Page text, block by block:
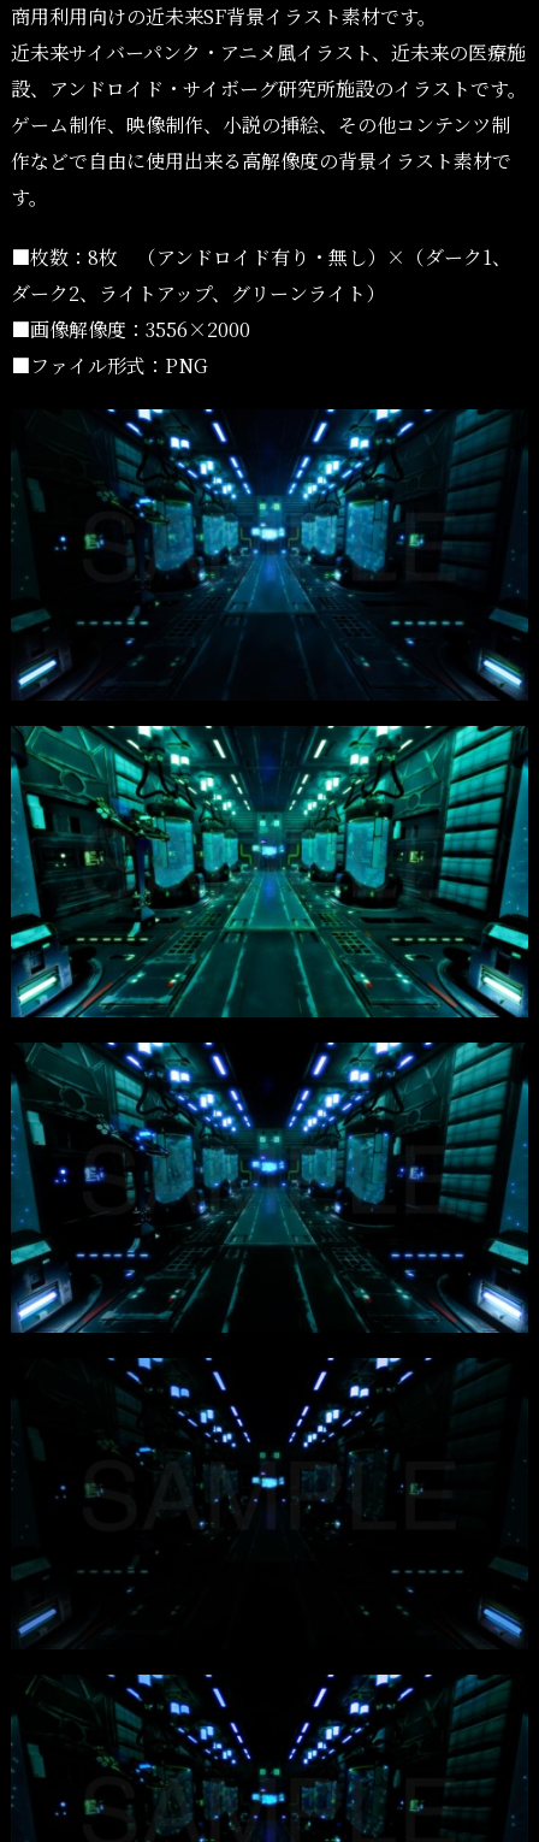
商用利用向けの近未来SF背景イラスト素材です。
近未来サイバーパンク・アニメ風イラスト、近未来の医療施
設、アンドロイド・サイボーグ研究所施設のイラストです。
ゲーム制作、映像制作、小説の挿絵、その他コンテンツ制
作などで自由に使用出来る高解像度の背景イラスト素材で
す。
■枚数：8枚 （アンドロイド有り・無し）×（ダーク1、
ダーク2、ライトアップ、グリーンライト）
■画像解像度：3556×2000
■ファイル形式：PNG